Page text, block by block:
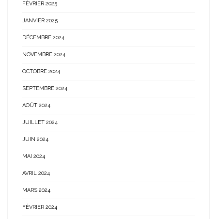
FÉVRIER 2025
JANVIER 2025
DÉCEMBRE 2024
NOVEMBRE 2024
OCTOBRE 2024
SEPTEMBRE 2024
AOÛT 2024
JUILLET 2024
JUIN 2024
MAI 2024
AVRIL 2024
MARS 2024
FÉVRIER 2024